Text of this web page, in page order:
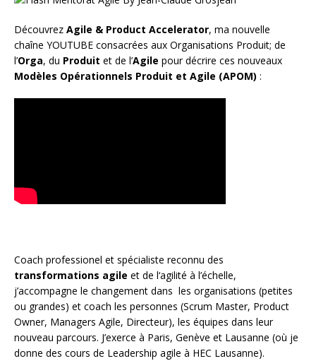
Découvrez Agile & Product Accelerator, ma nouvelle
chaîne YOUTUBE consacrées aux Organisations Produit; de
l’Orga, du Produit et de l’Agile pour décrire ces nouveaux
Modèles Opérationnels Produit et Agile (APOM) :
Coach professionel et spécialiste reconnu des
transformations agile et de l‘agilité à l’échelle,
j’accompagne le changement dans les organisations (petites
ou grandes) et coach les personnes (Scrum Master, Product
Owner, Managers Agile, Directeur), les équipes dans leur
nouveau parcours. J’exerce à Paris, Genève et Lausanne (où je
donne des cours de Leadership agile à HEC Lausanne).